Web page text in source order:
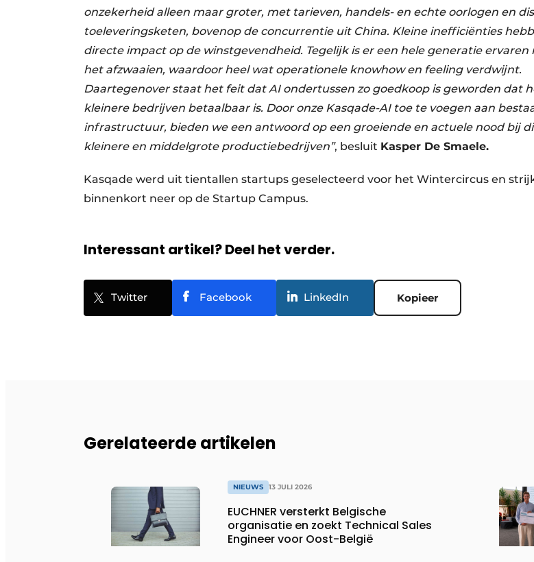
onzekerheid alleen maar groter, met tarieven, handels- en echte oorlogen en
toeleveringsketen, bovenop de concurrentie uit China. Kleine inefficiënties
directe impact op de winstgevendheid. Tegelijk is er een hele generatie ervaren
het afzwaaien, waardoor heel wat operationele knowhow en feeling verdwijnt.
Daartegenover staat het feit dat AI ondertussen zo goedkoop is geworden dat
kleinere bedrijven betaalbaar is. Door onze Kasqade-AI toe te voegen aan
infrastructuur, bieden we een antwoord op een groeiende en actuele nood bij
kleinere en middelgrote productiebedrijven”, besluit Kasper De Smaele.
Kasqade werd uit tientallen startups geselecteerd voor het Wintercircus en
binnenkort neer op de Startup Campus.
Interessant artikel? Deel het verder.
Twitter Facebook LinkedIn Kopieer
Gerelateerde artikelen
NIEUWS 13 JULI 2026
EUCHNER versterkt Belgische
organisatie en zoekt Technical Sales
Engineer voor Oost-België